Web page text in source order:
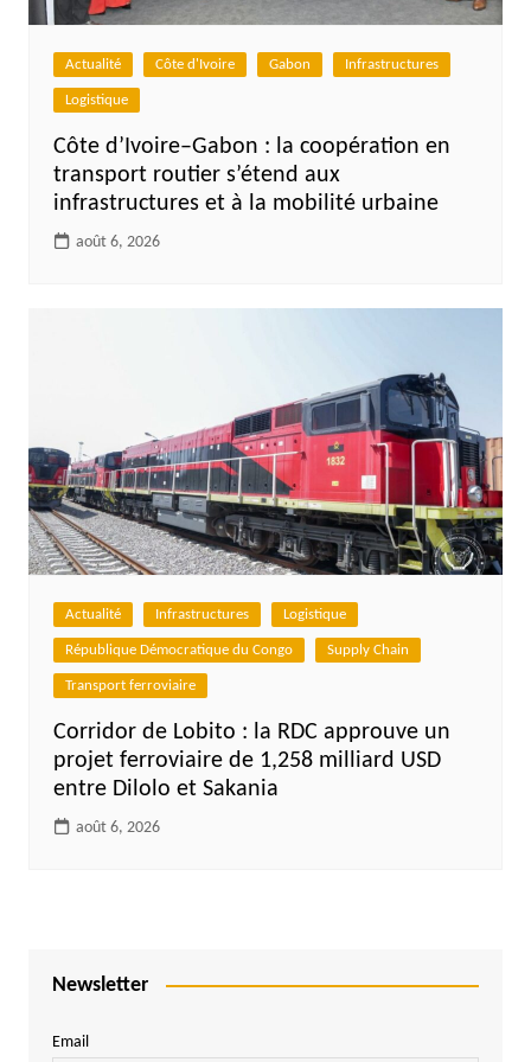
Actualité Côte d'Ivoire Gabon Infrastructures
Logistique
Côte d’Ivoire–Gabon : la coopération en
transport routier s’étend aux
infrastructures et à la mobilité urbaine
août 6, 2026
Actualité Infrastructures Logistique
République Démocratique du Congo Supply Chain
Transport ferroviaire
Corridor de Lobito : la RDC approuve un
projet ferroviaire de 1,258 milliard USD
entre Dilolo et Sakania
août 6, 2026
Newsletter
Email